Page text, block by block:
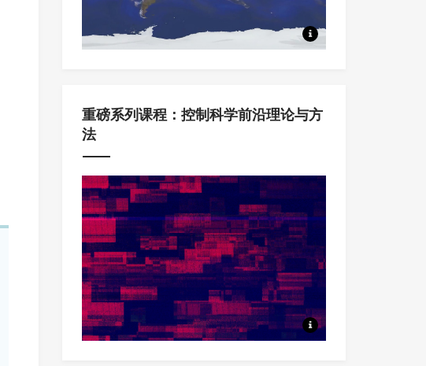
本系列课程中，将从Koopman
重磅系列课程：控制科学前沿理论与方
法
定量认识与科学调控复杂动态